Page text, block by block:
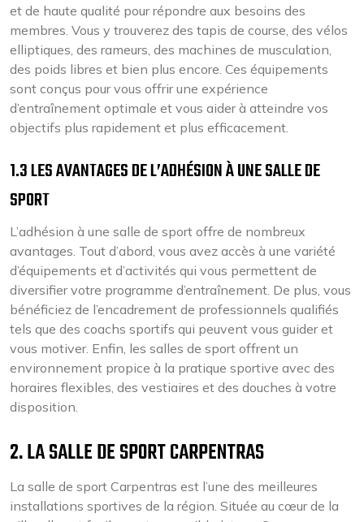
et de haute qualité pour répondre aux besoins des
membres. Vous y trouverez des tapis de course, des vélos
elliptiques, des rameurs, des machines de musculation,
des poids libres et bien plus encore. Ces équipements
sont conçus pour vous offrir une expérience
d’entraînement optimale et vous aider à atteindre vos
objectifs plus rapidement et plus efficacement.
1.3 LES AVANTAGES DE L’ADHÉSION À UNE SALLE DE
SPORT
L’adhésion à une salle de sport offre de nombreux
avantages. Tout d’abord, vous avez accès à une variété
d’équipements et d’activités qui vous permettent de
diversifier votre programme d’entraînement. De plus, vous
bénéficiez de l’encadrement de professionnels qualifiés
tels que des coachs sportifs qui peuvent vous guider et
vous motiver. Enfin, les salles de sport offrent un
environnement propice à la pratique sportive avec des
horaires flexibles, des vestiaires et des douches à votre
disposition.
2. LA SALLE DE SPORT CARPENTRAS
La salle de sport Carpentras est l’une des meilleures
installations sportives de la région. Située au cœur de la